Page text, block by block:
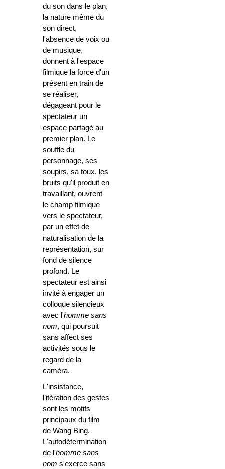
du son dans le plan,
la nature même du
son direct,
l'absence de voix ou
de musique,
donnent à l'espace
filmique la force d'un
présent en train de
se réaliser,
dégageant pour le
spectateur un
espace partagé au
premier plan. Le
souffle du
personnage, ses
soupirs, sa toux, les
bruits qu'il produit en
travaillant, ouvrent
le champ filmique
vers le spectateur,
par un effet de
naturalisation de la
représentation, sur
fond de silence
profond. Le
spectateur est ainsi
invité à engager un
colloque silencieux
avec l'homme sans
nom, qui poursuit
sans affect ses
activités sous le
regard de la
caméra.
L'insistance,
l’itération des gestes
sont les motifs
principaux du film
de Wang Bing.
L'autodétermination
de l'homme sans
nom s'exerce sans